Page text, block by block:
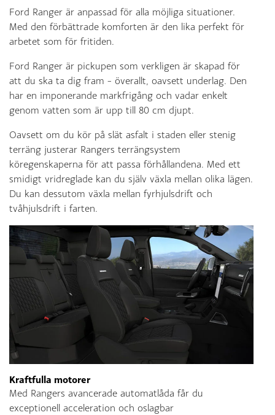
Ford Ranger är anpassad för alla möjliga situationer.
Med den förbättrade komforten är den lika perfekt för
arbetet som för fritiden.
Ford Ranger är pickupen som verkligen är skapad för
att du ska ta dig fram – överallt, oavsett underlag. Den
har en imponerande markfrigång och vadar enkelt
genom vatten som är upp till 80 cm djupt.
Oavsett om du kör på slät asfalt i staden eller stenig
terräng justerar Rangers terrängsystem
köregenskaperna för att passa förhållandena. Med ett
smidigt vridreglade kan du själv växla mellan olika lägen.
Du kan dessutom växla mellan fyrhjulsdrift och
tvåhjulsdrift i farten.
Kraftfulla motorer
Med Rangers avancerade automatlåda får du
exceptionell acceleration och oslagbar